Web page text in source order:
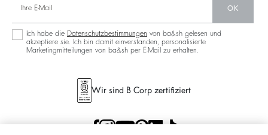
OK
Ich habe die Datenschutzbestimmungen von ba&sh gelesen und
akzeptiere sie. Ich bin damit einverstanden, personalisierte
Marketingmitteilungen von ba&sh per E-Mail zu erhalten.
Wir sind B Corp zertifiziert